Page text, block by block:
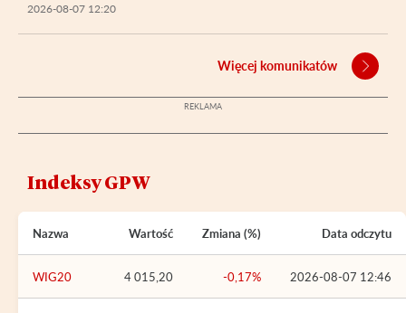
Indeksy GPW
Nazwa Wartość Zmiana (%) Data odczytu
WIG20 4 015,20 -0,17% 2026-08-07 12:46
2026-08-07 12:20
Więcej komunikatów